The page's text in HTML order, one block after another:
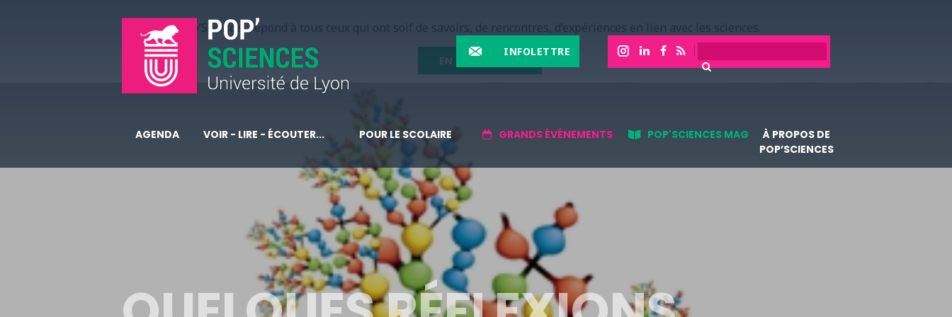
Pop’Sciences répond à tous ceux qui ont soif de savoirs, de rencontres, d’expériences en lien avec les sciences.
EN SAVOIR PLUS
INFOLETTRE
AGENDA VOIR - LIRE - ÉCOUTER... POUR LE SCOLAIRE GRANDS ÉVÉNEMENTS POP'SCIENCES MAG
À PROPOS DE
POP’SCIENCES